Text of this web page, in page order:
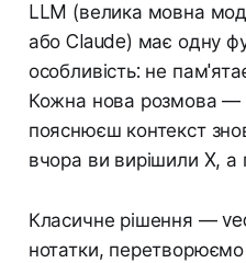
LLM (велика мовна
або Claude) має одну
особливість: не
Кожна нова розмова —
пояснюєш контекст
вчора ви вирішили X, а
Класичне рішення —
нотатки,